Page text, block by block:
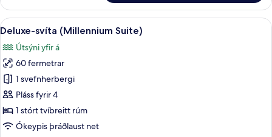
svíta
(Skyline
Suite)
Skoða
allar
myndir
fyrir
Deluxe-
svíta
(Millennium
Suite)
12
Deluxe-svíta (Millennium Suite)
Útsýni yfir á
60 fermetrar
1 svefnherbergi
Pláss fyrir 4
1 stórt tvíbreitt rúm
Ókeypis þráðlaust net